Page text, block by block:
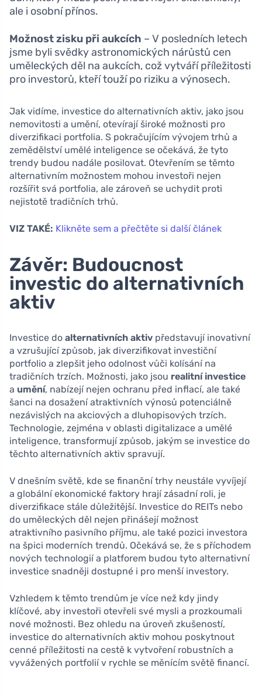
ale i osobní přínos.
Možnost zisku při aukcích – V posledních letech
jsme byli svědky astronomických nárůstů cen
uměleckých děl na aukcích, což vytváří příležitosti
pro investorů, kteří touží po riziku a výnosech.
Jak vidíme, investice do alternativních aktiv, jako jsou
nemovitosti a umění, otevírají široké možnosti pro
diverzifikaci portfolia. S pokračujícím vývojem trhů a
zemědělství umělé inteligence se očekává, že tyto
trendy budou nadále posilovat. Otevřením se těmto
alternativním možnostem mohou investoři nejen
rozšířit svá portfolia, ale zároveň se uchydit proti
nejistotě tradičních trhů.
VIZ TAKÉ: Klikněte sem a přečtěte si další článek
Závěr: Budoucnost
investic do alternativních
aktiv
Investice do alternativních aktiv představují inovativní
a vzrušující způsob, jak diverzifikovat investiční
portfolio a zlepšit jeho odolnost vůči kolísání na
tradičních trzích. Možnosti, jako jsou realitní investice
a umění, nabízejí nejen ochranu před inflací, ale také
šanci na dosažení atraktivních výnosů potenciálně
nezávislých na akciových a dluhopisových trzích.
Technologie, zejména v oblasti digitalizace a umělé
inteligence, transformují způsob, jakým se investice do
těchto alternativních aktiv spravují.
V dnešním světě, kde se finanční trhy neustále vyvíjejí
a globální ekonomické faktory hrají zásadní roli, je
diverzifikace stále důležitější. Investice do REITs nebo
do uměleckých děl nejen přinášejí možnost
atraktivního pasivního příjmu, ale také pozici investora
na špici moderních trendů. Očekává se, že s příchodem
nových technologií a platforem budou tyto alternativní
investice snadněji dostupné i pro menší investory.
Vzhledem k těmto trendům je více než kdy jindy
klíčové, aby investoři otevřeli své mysli a prozkoumali
nové možnosti. Bez ohledu na úroveň zkušeností,
investice do alternativních aktiv mohou poskytnout
cenné příležitosti na cestě k vytvoření robustních a
vyvážených portfolií v rychle se měnícím světě financí.